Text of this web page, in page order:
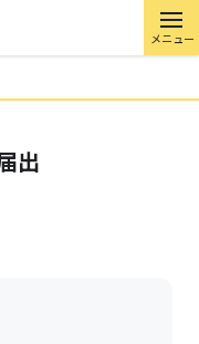
メニュー
出